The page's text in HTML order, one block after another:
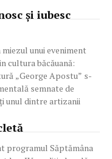
şi iubesc
unui eveniment
cultura băcăuană:
„George Apostu” s-
semnate de
unul dintre artizanii
programul Săptămâna